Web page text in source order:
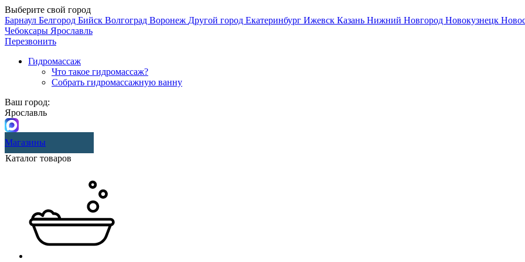
Выберите свой город
Барнаул Белгород Бийск Волгоград Воронеж Другой город Екатеринбург Ижевск Казань Нижний Новгород Новокузнецк
Чебоксары Ярославль
Перезвонить
Гидромассаж
Что такое гидромассаж?
Собрать гидромассажную ванну
Ваш город:
Ярославль
Магазины
Каталог товаров